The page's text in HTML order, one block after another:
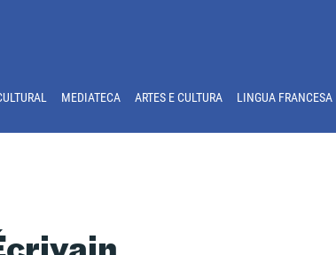
MEDIATECA ARTES E CULTURA LINGUA FRANCESA